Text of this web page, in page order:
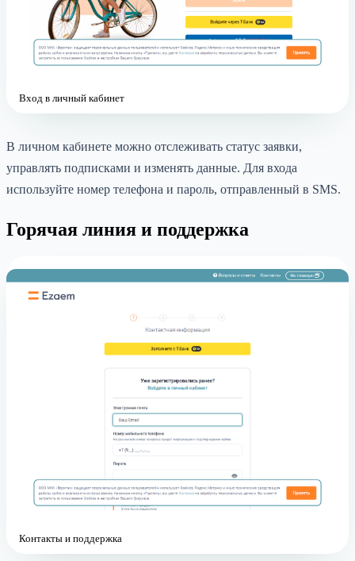
Вход в личный кабинет
В личном кабинете можно отслеживать статус заявки,
управлять подписками и изменять данные. Для входа
используйте номер телефона и пароль, отправленный в SMS.
Горячая линия и поддержка
Контакты и поддержка